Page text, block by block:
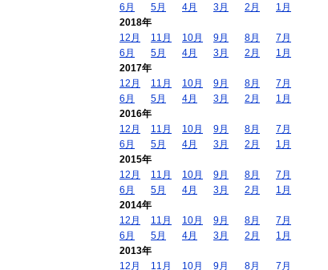
6月
5月 4月 3月 2月
1月
2018年
12月
11月 10月 9月 8月
7月
6月
5月 4月 3月 2月
1月
2017年
12月
11月 10月 9月 8月
7月
6月
5月 4月 3月 2月
1月
2016年
12月
11月 10月 9月 8月
7月
6月
5月 4月 3月 2月
1月
2015年
12月
11月 10月 9月 8月
7月
6月
5月 4月 3月 2月
1月
2014年
12月
11月 10月 9月 8月
7月
6月
5月 4月 3月 2月
1月
2013年
12月
11月 10月 9月 8月 7月